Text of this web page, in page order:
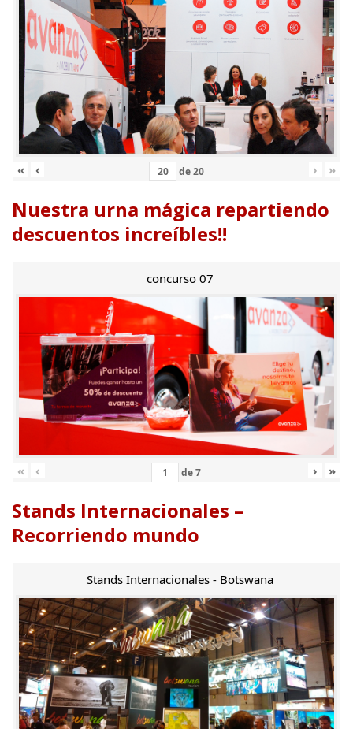
« ‹ de20 › »
Nuestra urna mágica repartiendo
descuentos increíbles!!
concurso 07
« ‹ de7 › »
Stands Internacionales –
Recorriendo mundo
Stands Internacionales - Botswana